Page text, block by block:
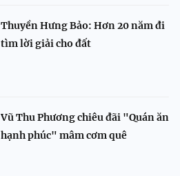
Thuyền Hưng Bảo: Hơn 20 năm đi
tìm lời giải cho đất
Vũ Thu Phương chiêu đãi "Quán ăn
hạnh phúc" mâm cơm quê